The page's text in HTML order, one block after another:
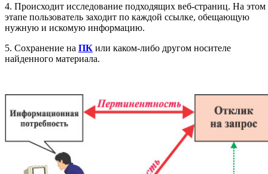
4. Происходит исследование подходящих веб-страниц. На этом
этапе пользователь заходит по каждой ссылке, обещающую
нужную и искомую информацию.
5. Сохранение на ПК или каком-либо другом носителе
найденного материала.